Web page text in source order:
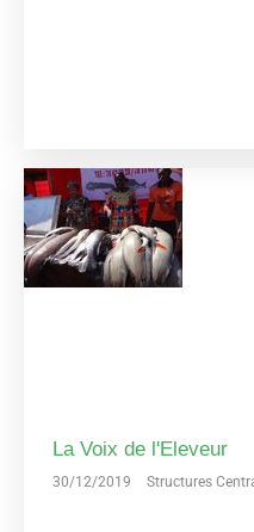
La Voix de l'Eleveur
30/12/2019 Structures